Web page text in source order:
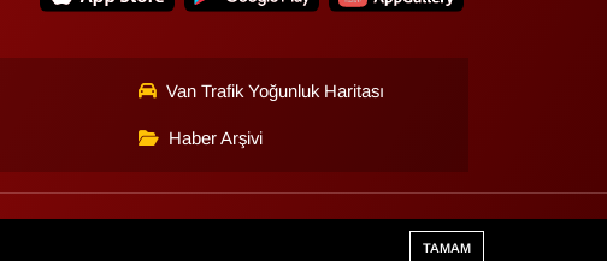
Van Trafik Yoğunluk Haritası
Haber Arşivi
TE Bilişim
TAMAM